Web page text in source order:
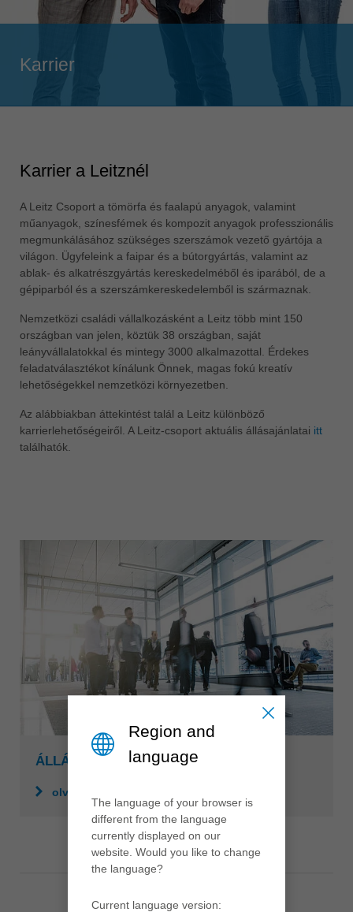
Singapore
english
Slovenija
türkçe
USA
english
Việt Nam
中国
中文
ประเทศไทย
ไทย
Україна
Karrier
Karrier a Leitznél
A Leitz Csoport a tömörfa és faalapú anyagok, valamint
műanyagok, színesfémek és kompozit anyagok professzionális
megmunkálásához szükséges szerszámok vezető gyártója a
világon. Ügyfeleink a faipar és a bútorgyártás, valamint az
ablak- és alkatrészgyártás kereskedelméből és iparából, de a
gépiparból és a szerszámkereskedelemből is származnak.
Nemzetközi családi vállalkozásként a Leitz több mint 150
országban van jelen, köztük 38 országban, saját
leányvállalatokkal és mintegy 3000 alkalmazottal. Érdekes
feladatválasztékot kínálunk Önnek, magas fokú kreatív
lehetőségekkel nemzetközi környezetben.
Az alábbiakban áttekintést talál a Leitz különböző
karrierlehetőségeiről. A Leitz-csoport aktuális állásajánlatai itt
találhatók.
ÁLLÁS AJÁNLATOK
olvass tovább
Region and
language
The language of your browser is
different from the language
currently displayed on our
website. Would you like to change
the language?
Current language version: